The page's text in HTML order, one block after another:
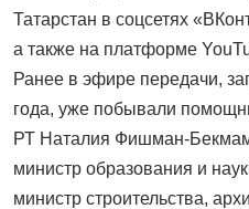
Татарстан в соцсетях
а также на платформе
Ранее в эфире передачи,
года, уже побывали
РТ Наталия Фишман-
министр образования и
министр строительства,